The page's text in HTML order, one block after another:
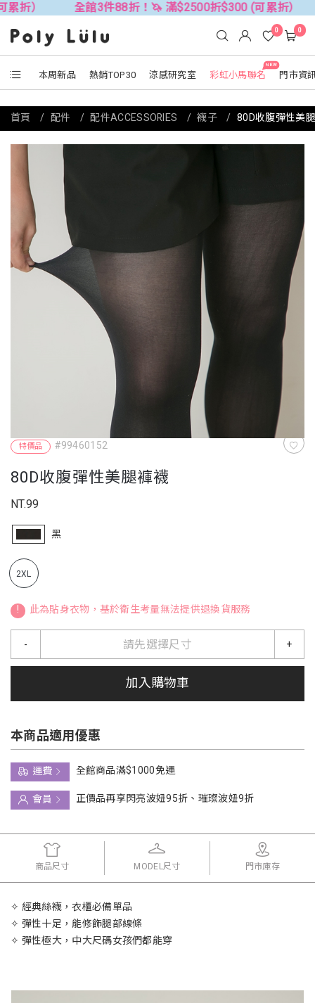
全館3件88折！🦄 滿$2500折$300 (可累折）
本周新品 熱銷TOP30 涼感研究室
NEW
彩虹小馬聯名 門市資
0 0
特價品 #99460152
80D收腹彈性美腿褲襪
NT.99
黑
2XL
! 此為貼身衣物，基於衛生考量無法提供退換貨服務
請先選擇尺寸
- +
加入購物車
本商品適用優惠
運費
全館商品滿$1000免運
會員
正價品再享閃亮波妞95折、璀璨波妞9折
商品尺寸 MODEL尺寸 門市庫存
✧ 經典絲襪，衣櫃必備單品
✧ 彈性十足，能修飾腿部線條
✧ 彈性極大，中大尺碼女孩們都能穿
首頁 配件 配件ACCESSORIES 襪子 80D收腹彈性美